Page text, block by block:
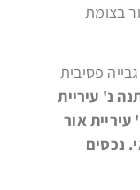
בצומת
פסיבית
נ' עיריית
עיריית אור
נכסים